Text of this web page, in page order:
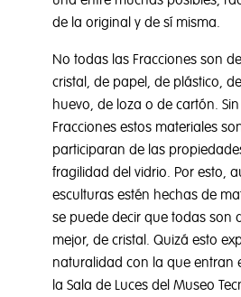
de la original y de sí misma.
No todas las Fracciones son
cristal, de papel, de plástico,
huevo, de loza o de cartón.
Fracciones estos materiales
participaran de las
fragilidad del vidrio. Por esto,
esculturas estén hechas de
se puede decir que todas son
mejor, de cristal. Quizá esto
naturalidad con la que entran
la Sala de Luces del Museo